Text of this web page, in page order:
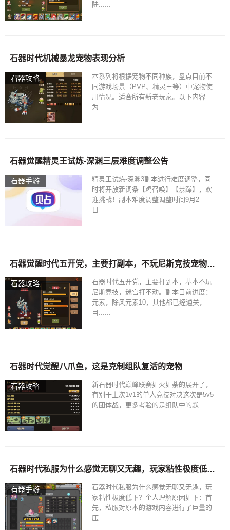
陆......
石器攻略
石器时代机械暴龙宠物表现分析
本系列将根据宠物不同种族，盘点目前不
同游戏场景（PVP、精灵王等）中宠物使
用情况。适合所有新老玩家。以下内容
为......
石器手游
石器觉醒精灵王试炼-深渊三层难度调整公告
精灵王试炼-深渊3副本进行难度调整，同
时将开放新词条【鸡召唤】【暴躁】，欢
迎挑战！副本难度调整调整时间9月2
日......
石器攻略
石器觉醒时代五开党，主要打副本，不玩尼斯竞技宠物如何选择？
石器时代五开党，主要打副本，基本不玩
尼斯竞技，迷宫打不动。副本目前进度：
元素，除风元素10，其他都已经通关，
目......
石器攻略
石器时代觉醒八爪鱼，这是克制组队复活的宠物
新石器时代巅峰联赛如火如荼的展开了，
有别于上次1v1的单人竞技对决这次是5v5
的团体战，更多考验的是组队中的默......
石器手游
石器时代私服为什么感觉无聊又无趣，玩家粘性极度低下？
石器时代私服为什么感觉无聊又无趣，玩
家粘性极度低下？个人理解原因如下：首
先，私服对原本的游戏内容进行了巨量的
压......